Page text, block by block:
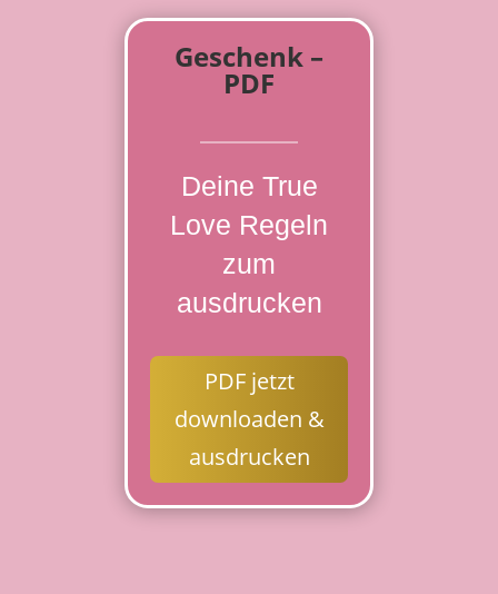
Geschenk –
PDF
Deine True
Love Regeln
zum
ausdrucken
PDF jetzt
downloaden &
ausdrucken